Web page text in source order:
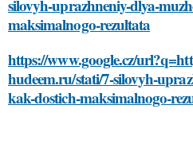
silovyh-uprazhneniy-dlya-
maksimalnogo-rezultata
https://www.google.cz/
hudeem.ru/stati/7-silovyh-
kak-dostich-maksimalnogo-